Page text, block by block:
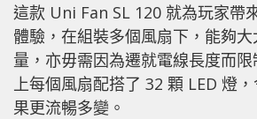
這款 Uni Fan SL 120 就為玩家帶
體驗，在組裝多個風扇下，能夠
量，亦毋需因為遷就電線長度而
上每個風扇配搭了 32 顆 LED 燈
果更流暢多變。